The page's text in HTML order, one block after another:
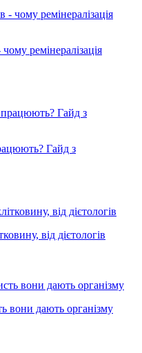
ремінералізація
Гайд з
від дієтологів
вони дають організму